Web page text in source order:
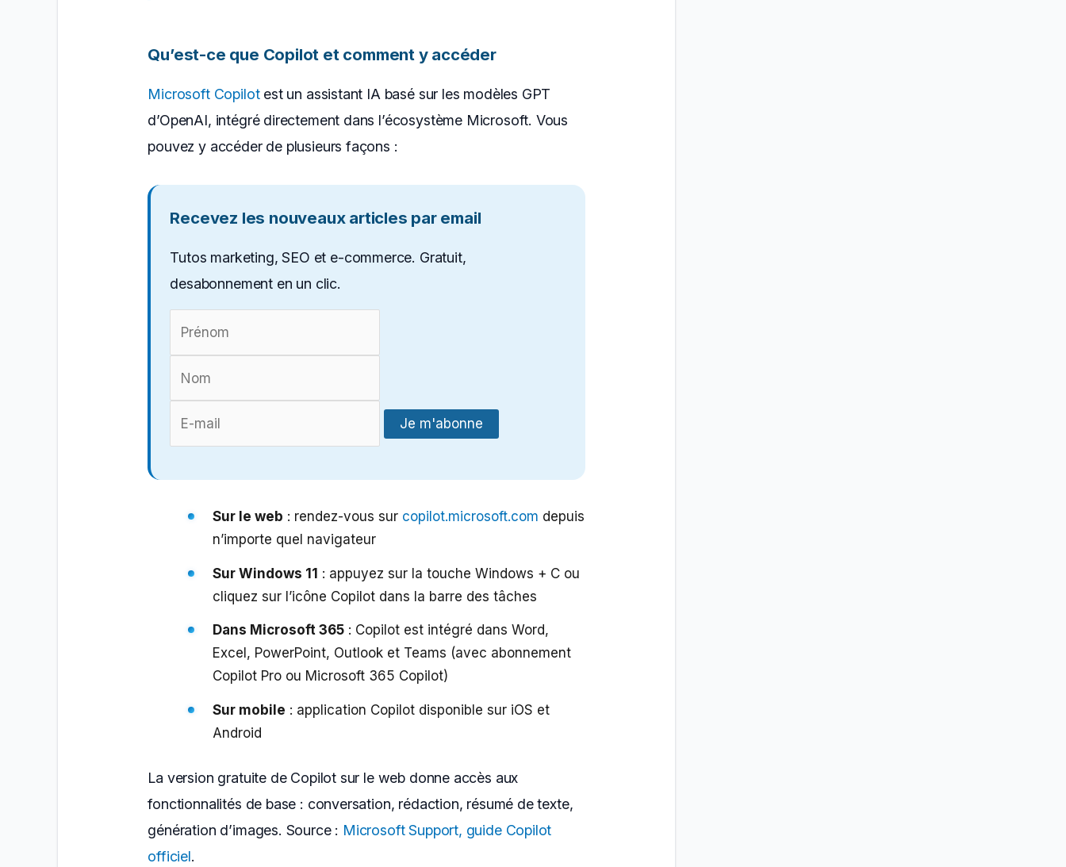
Qu’est-ce que Copilot et comment y accéder
Microsoft Copilotest un assistant IA basé sur les modèles GPT
d’OpenAI, intégré directement dans l’écosystème Microsoft. Vous
pouvez y accéder de plusieurs façons :
Recevez les nouveaux articles par email
Tutos marketing, SEO et e-commerce. Gratuit,
desabonnement en un clic.
Sur le web : rendez-vous sur copilot.microsoft.com depuis
n’importe quel navigateur
Sur Windows 11 : appuyez sur la touche Windows + C ou
cliquez sur l’icône Copilot dans la barre des tâches
Dans Microsoft 365: Copilot est intégré dans Word,
Excel, PowerPoint, Outlook et Teams (avec abonnement
Copilot Pro ou Microsoft 365 Copilot)
Sur mobile : application Copilot disponible sur iOS et
Android
La version gratuite de Copilot sur le web donne accès aux
fonctionnalités de base : conversation, rédaction, résumé de texte,
génération d’images. Source : Microsoft Support, guide Copilot
officiel.